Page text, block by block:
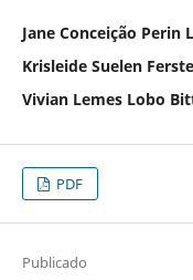
Jane Conceição Perin
Krisleide Suelen
Vivian Lemes Lobo
PDF
Publicado